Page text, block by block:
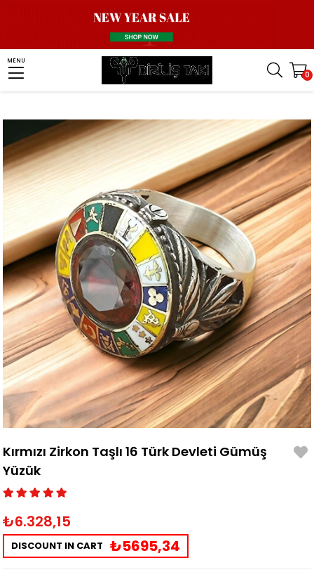
MENU
0
Men Silver Ring Turkish Ring 16 Türk Devleti Yüzük
Kırmızı Zirkon Taşlı 16 Türk Devleti Gümüş Yüzük
Kırmızı Zirkon Taşlı 16 Türk Devleti Gümüş
Yüzük
₺6.328,15
DISCOUNT IN CART ₺5695,34